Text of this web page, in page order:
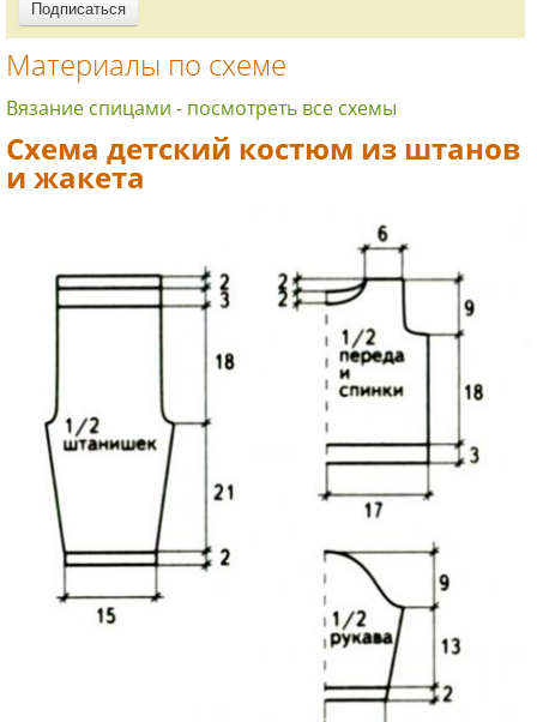
Материалы по схеме
Вязание спицами - посмотреть все схемы
Схема детский костюм из штанов
и жакета